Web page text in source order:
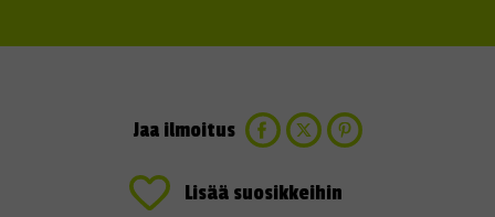
Jaa ilmoitus
Lisää suosikkeihin